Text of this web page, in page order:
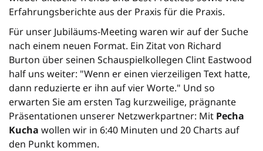
Erfahrungsberichte aus der Praxis für die Praxis.
Für unser Jubiläums-Meeting waren wir auf der Suche
nach einem neuen Format. Ein Zitat von Richard
Burton über seinen Schauspielkollegen Clint Eastwood
half uns weiter: "Wenn er einen vierzeiligen Text hatte,
dann reduzierte er ihn auf vier Worte." Und so
erwarten Sie am ersten Tag kurzweilige, prägnante
Präsentationen unserer Netzwerkpartner: Mit Pecha
Kucha wollen wir in 6:40 Minuten und 20 Charts auf
den Punkt kommen.